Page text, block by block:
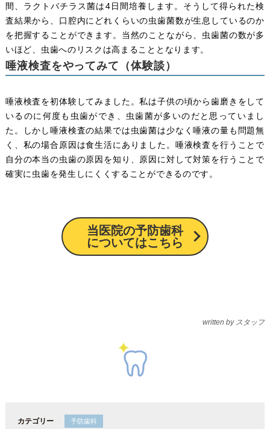
間、ラクトバチラス菌は4日間培養します。そうして得られた検
査結果から、口腔内にどれくらいの虫歯菌数が生息しているのか
を把握することができます。当然のことながら、虫歯菌の数が多
いほど、虫歯へのリスクは高まることとなります。
唾液検査をやってみて（体験談）
唾液検査を初体験してみました。私は子供の頃から歯磨きをして
いるのに何度も虫歯ができ、虫歯菌が多いのだと思っていまし
た。しかし唾液検査の結果では虫歯菌は少なく唾液の量も問題無
く、私の場合原因は食生活にありました。唾液検査を行うことで
自分の本当の虫歯の原因を知り、原因に対して対策を行うことで
確実に虫歯を発生しにくくすることができるのです。
当医院の予防歯科
についてはこちら
written by スタッフ
カテゴリー 予防歯科